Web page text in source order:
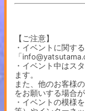
【ご注意】
・イベントに関す
「
・イベント中はス
ます。
また、他のお客様
をお願いする場合が
・イベントの模様